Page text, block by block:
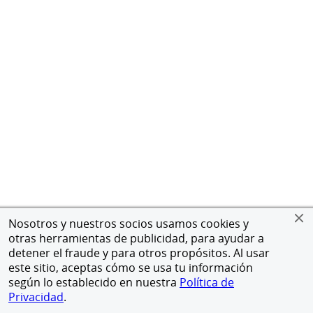
Nosotros y nuestros socios usamos cookies y
otras herramientas de publicidad, para ayudar a
detener el fraude y para otros propósitos. Al usar
este sitio, aceptas cómo se usa tu información
según lo establecido en nuestra Política de
Privacidad.